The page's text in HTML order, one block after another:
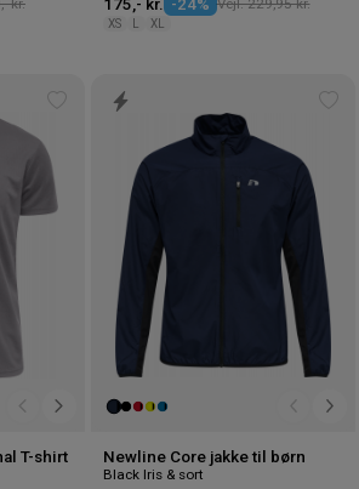
175,- kr. -24%
XS XL
ønskeliste
T-shirt
Newline Core jakke til børn
Black Iris & sort